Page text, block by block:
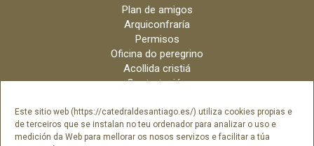
Este sitio web (https://catedraldesantiago.es/) utiliza cookies propias e
de terceiros que se instalan no teu ordenador para analizar o uso e
medición da Web para mellorar os nosos servizos e facilitar a túa
Plan de amigos
Arquiconfraría
Permisos
Oficina do peregrino
Acollida cristiá
Contratación
Arquidiócese
Créditos
Catálogo Dixital